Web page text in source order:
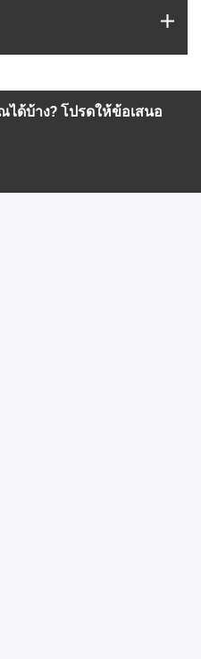
ได้บ้าง? โปรดให้ข้อเสนอ